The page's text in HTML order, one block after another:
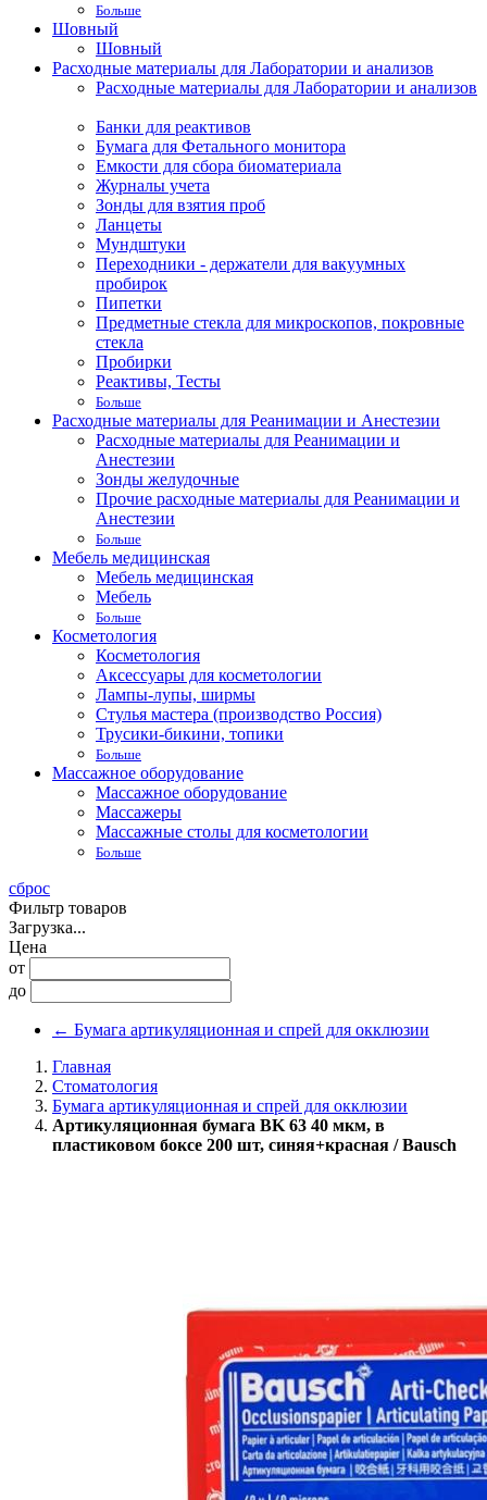
Больше
Шовный
Шовный
Расходные материалы для Лаборатории и анализов
Расходные материалы для Лаборатории и анализов
Банки для реактивов
Бумага для Фетального монитора
Емкости для сбора биоматериала
Журналы учета
Зонды для взятия проб
Ланцеты
Мундштуки
Переходники - держатели для вакуумных
пробирок
Пипетки
Предметные стекла для микроскопов, покровные
стекла
Пробирки
Реактивы, Тесты
Больше
Расходные материалы для Реанимации и Анестезии
Расходные материалы для Реанимации и
Анестезии
Зонды желудочные
Прочие расходные материалы для Реанимации и
Анестезии
Больше
Мебель медицинская
Мебель медицинская
Мебель
Больше
Косметология
Косметология
Аксессуары для косметологии
Лампы-лупы, ширмы
Стулья мастера (производство Россия)
Трусики-бикини, топики
Больше
Массажное оборудование
Массажное оборудование
Массажеры
Массажные столы для косметологии
Больше
сброс
Фильтр товаров
Загрузка...
Цена
от
до
← Бумага артикуляционная и спрей для окклюзии
Главная
Стоматология
Бумага артикуляционная и спрей для окклюзии
Артикуляционная бумага BK 63 40 мкм, в
пластиковом боксе 200 шт, синяя+красная / Bausch